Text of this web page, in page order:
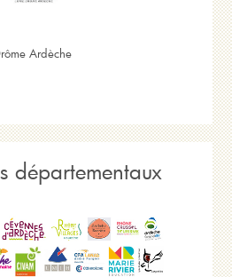
Ardèche
départementaux